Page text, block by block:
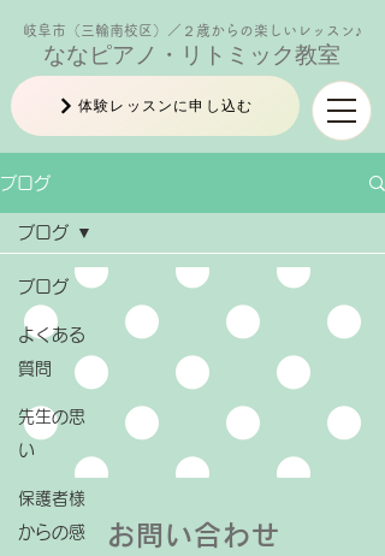
ななピアノ・リトミック教室
岐阜市（三輪南校区）／２歳からの楽しいレッスン♪
体験レッスンに申し込む
ブログ
ブログ
よくある
質問
先生の思
い
保護者様
からの感
ブログ
お問い合わせ